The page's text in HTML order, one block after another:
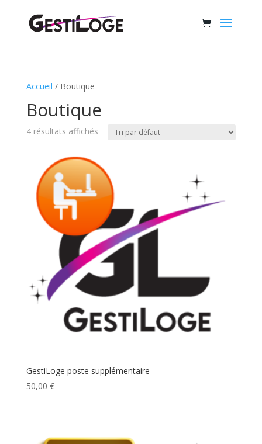
Accueil / Boutique
Boutique
4 résultats affichés
GestiLoge poste supplémentaire
50,00 €